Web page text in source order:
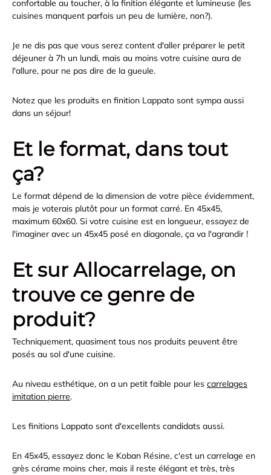
confortable au toucher, à la finition élégante et lumineuse (les
cuisines manquent parfois un peu de lumière, non?).
Je ne dis pas que vous serez content d'aller préparer le petit
déjeuner à 7h un lundi, mais au moins votre cuisine aura de
l'allure, pour ne pas dire de la gueule.
Notez que les produits en finition Lappato sont sympa aussi
dans un séjour!
Et le format, dans tout
ça?
Le format dépend de la dimension de votre pièce évidemment,
mais je voterais plutôt pour un format carré. En 45x45,
maximum 60x60. Si votre cuisine est en longueur, essayez de
l'imaginer avec un 45x45 posé en diagonale, ça va l'agrandir !
Et sur Allocarrelage, on
trouve ce genre de
produit?
Techniquement, quasiment tous nos produits peuvent être
posés au sol d'une cuisine.
Au niveau esthétique, on a un petit faible pour les carrelages
imitation pierre.
Les finitions Lappato sont d'excellents candidats aussi.
En 45x45, essayez donc le Koban Résine, c'est un carrelage en
grès cérame moins cher, mais il reste élégant et très, très